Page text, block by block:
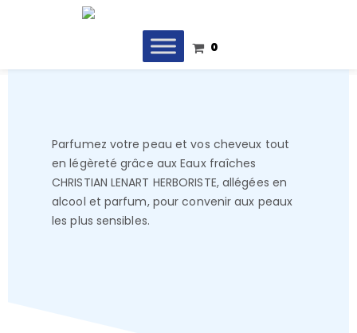
0
Parfumez votre peau et vos cheveux tout
en légèreté grâce aux Eaux fraîches
CHRISTIAN LENART HERBORISTE, allégées en
alcool et parfum, pour convenir aux peaux
les plus sensibles.